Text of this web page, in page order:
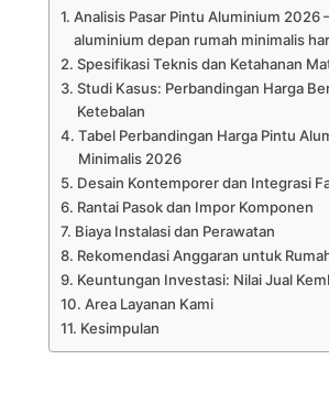
Analisis Pasar Pintu Aluminium 2026
aluminium depan rumah minimalis
Spesifikasi Teknis dan Ketahanan
Studi Kasus: Perbandingan Harga
Ketebalan
Tabel Perbandingan Harga Pintu
Minimalis 2026
Desain Kontemporer dan Integrasi
Rantai Pasok dan Impor Komponen
Biaya Instalasi dan Perawatan
Rekomendasi Anggaran untuk
Keuntungan Investasi: Nilai Jual
Area Layanan Kami
Kesimpulan